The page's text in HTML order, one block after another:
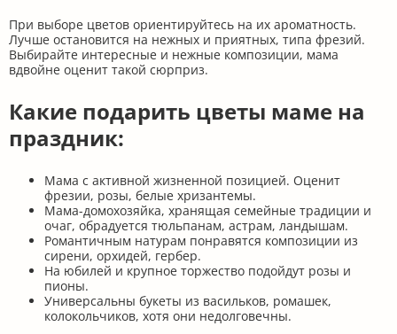
При выборе цветов ориентируйтесь на их ароматность.
Лучше остановится на нежных и приятных, типа фрезий.
Выбирайте интересные и нежные композиции, мама
вдвойне оценит такой сюрприз.
Какие подарить цветы маме на
праздник:
Мама с активной жизненной позицией. Оценит
фрезии, розы, белые хризантемы.
Мама-домохозяйка, хранящая семейные традиции и
очаг, обрадуется тюльпанам, астрам, ландышам.
Романтичным натурам понравятся композиции из
сирени, орхидей, гербер.
На юбилей и крупное торжество подойдут розы и
пионы.
Универсальны букеты из васильков, ромашек,
колокольчиков, хотя они недолговечны.